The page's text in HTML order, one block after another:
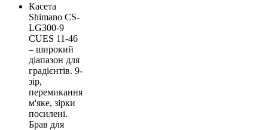
Касета
Shimano CS-
LG300-9
CUES 11-46
– широкий
діапазон для
градієнтів. 9-
зір,
перемикання
м'яке, зірки
посилені.
Брав для